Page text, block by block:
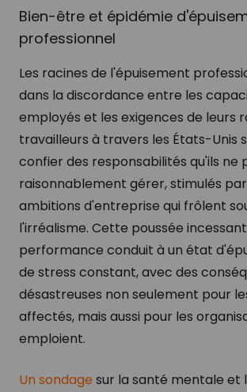
Bien-être et épidémie
professionnel
Les racines de l'épuisement
dans la discordance entre les
employés et les exigences de leurs
travailleurs à travers les États-Unis
confier des responsabilités qu'ils ne
raisonnablement gérer, stimulés
ambitions d'entreprise qui frôlent
l'irréalisme. Cette poussée
performance conduit à un état
de stress constant, avec des
désastreuses non seulement pour
affectés, mais aussi pour les
emploient.
Un sondage sur la santé mentale et